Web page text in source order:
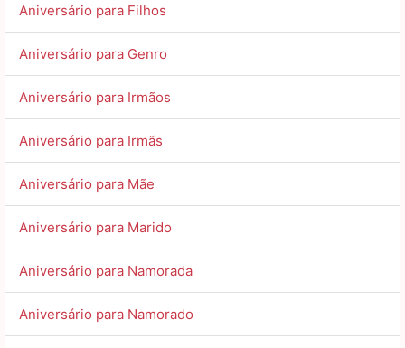
Aniversário para Filhos
Aniversário para Genro
Aniversário para Irmãos
Aniversário para Irmãs
Aniversário para Mãe
Aniversário para Marido
Aniversário para Namorada
Aniversário para Namorado